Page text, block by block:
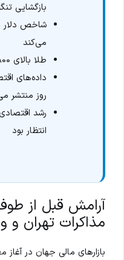
بازگشایی
می‌کند
طلا بالای ۴۸۰۰ دلار باقی ماند
داده‌های
روز منتشر
رشد اقتصادی
انتظار بود
آرامش قبل از
مذاکرات تهران و
بازارهای مالی جهان در آغاز